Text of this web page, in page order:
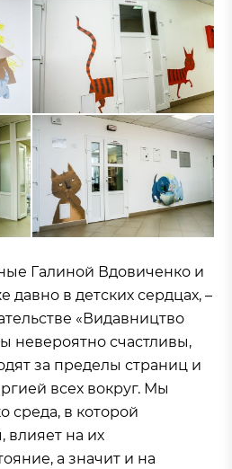
Галиной Вдовиченко и
давно в детских сердцах, –
«Видавництво
невероятно счастливы,
за пределы страниц и
всех вокруг. Мы
среда, в которой
влияет на их
а значит и на